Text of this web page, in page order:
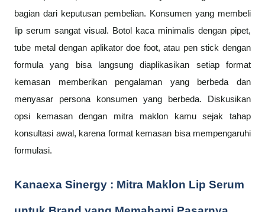
bagian dari keputusan pembelian. Konsumen yang membeli
lip serum sangat visual. Botol kaca minimalis dengan pipet,
tube metal dengan aplikator doe foot, atau pen stick dengan
formula yang bisa langsung diaplikasikan setiap format
kemasan memberikan pengalaman yang berbeda dan
menyasar persona konsumen yang berbeda. Diskusikan
opsi kemasan dengan mitra maklon kamu sejak tahap
konsultasi awal, karena format kemasan bisa mempengaruhi
formulasi.
Kanaexa Sinergy : Mitra Maklon Lip Serum